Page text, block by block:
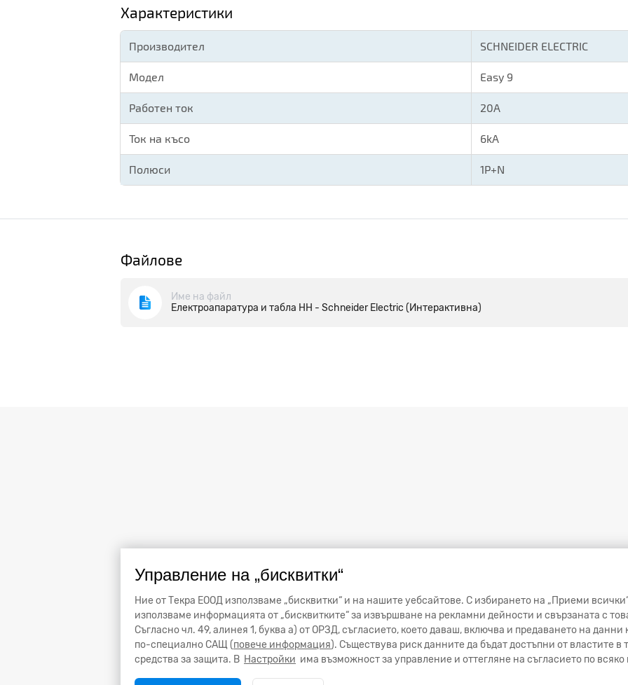
Управление на „бисквитки“
Ние от Текра ЕООД използваме „бисквитки“ и на нашите уебсайтове. С избирането на „Приеми
използваме информацията от „бисквитките“ за извършване на рекламни дейности и свързаната с
Съгласно чл. 49, алинея 1, буква а) от ОРЗД, съгласието, което даваш, включва и предаването на
по-специално САЩ (повече информация). Съществува риск данните да бъдат достъпни от властите
средства за защита. В Настройки има възможност за управление и оттегляне на съгласието по всяко
Характеристики
Производител SCHNEIDER ELECTRIC
Модел Easy 9
Работен ток 20A
Ток на късо 6kA
Полюси 1P+N
Файлове
Име на файл
Електроапаратура и табла НН - Schneider Electric (Интерактивна)